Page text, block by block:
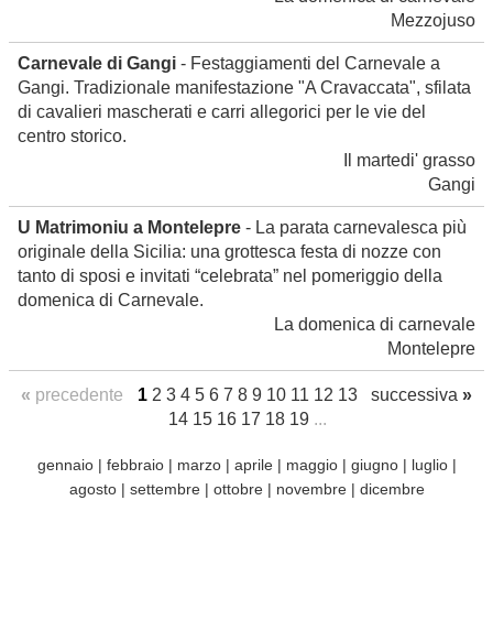
Mezzojuso
Carnevale di Gangi - Festaggiamenti del Carnevale a
Gangi. Tradizionale manifestazione "A Cravaccata", sfilata
di cavalieri mascherati e carri allegorici per le vie del
centro storico.
Il martedi' grasso
Gangi
U Matrimoniu a Montelepre - La parata carnevalesca più
originale della Sicilia: una grottesca festa di nozze con
tanto di sposi e invitati “celebrata” nel pomeriggio della
domenica di Carnevale.
La domenica di carnevale
Montelepre
« precedente 1 2 3 4 5 6 7 8 9 10 11 12 13
14 15 16 17 18 19...
successiva »
gennaio| febbraio| marzo| aprile| maggio| giugno| luglio|
agosto| settembre| ottobre| novembre| dicembre